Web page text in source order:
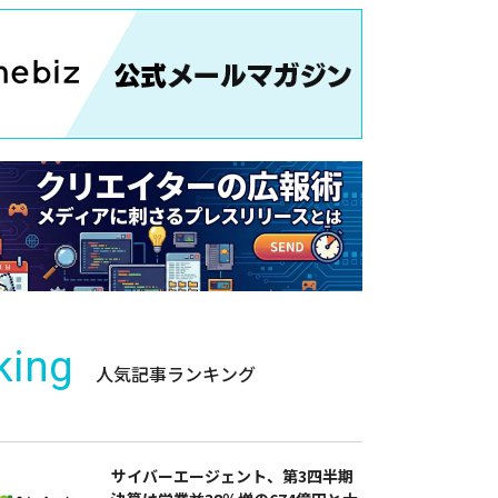
人気記事ランキング
サイバーエージェント、第3四半期